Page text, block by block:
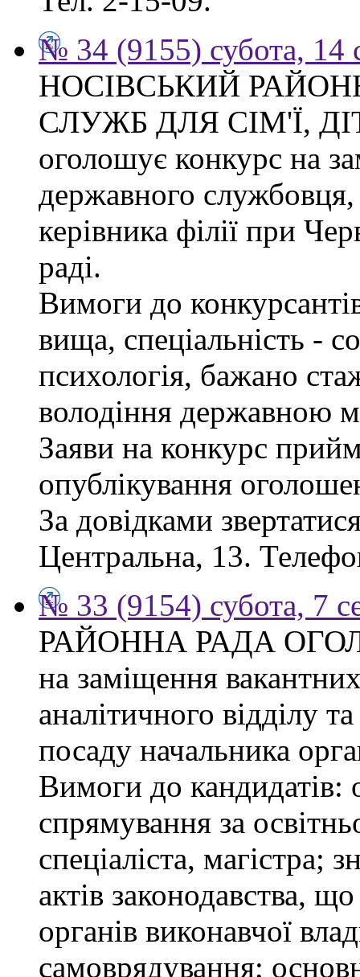
№ 34 (9155) субота, 14
НОСІВСЬКИЙ
СЛУЖБ ДЛЯ СІМ'Ї,
оголошує конкурс на
державного службовця,
керівника філії при
раді.
Вимоги до
вища, спеціальність -
психологія, бажано
володіння державною
Заяви на конкурс
опублікування
За довідками
Центральна, 13.
№ 33 (9154) субота, 7
РАЙОННА РАДА
на заміщення
аналітичного відділу
посаду начальника
Вимоги до кандидатів:
спрямування за
спеціаліста, магістра;
актів законодавства,
органів виконавчої
самоврядування;